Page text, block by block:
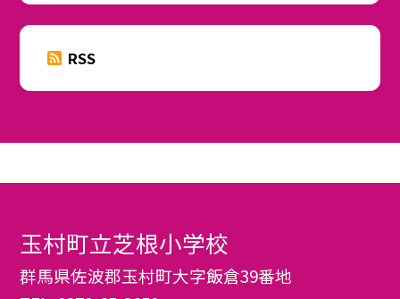
RSS
玉村町立芝根小学校
群馬県佐波郡玉村町大字飯倉39番地